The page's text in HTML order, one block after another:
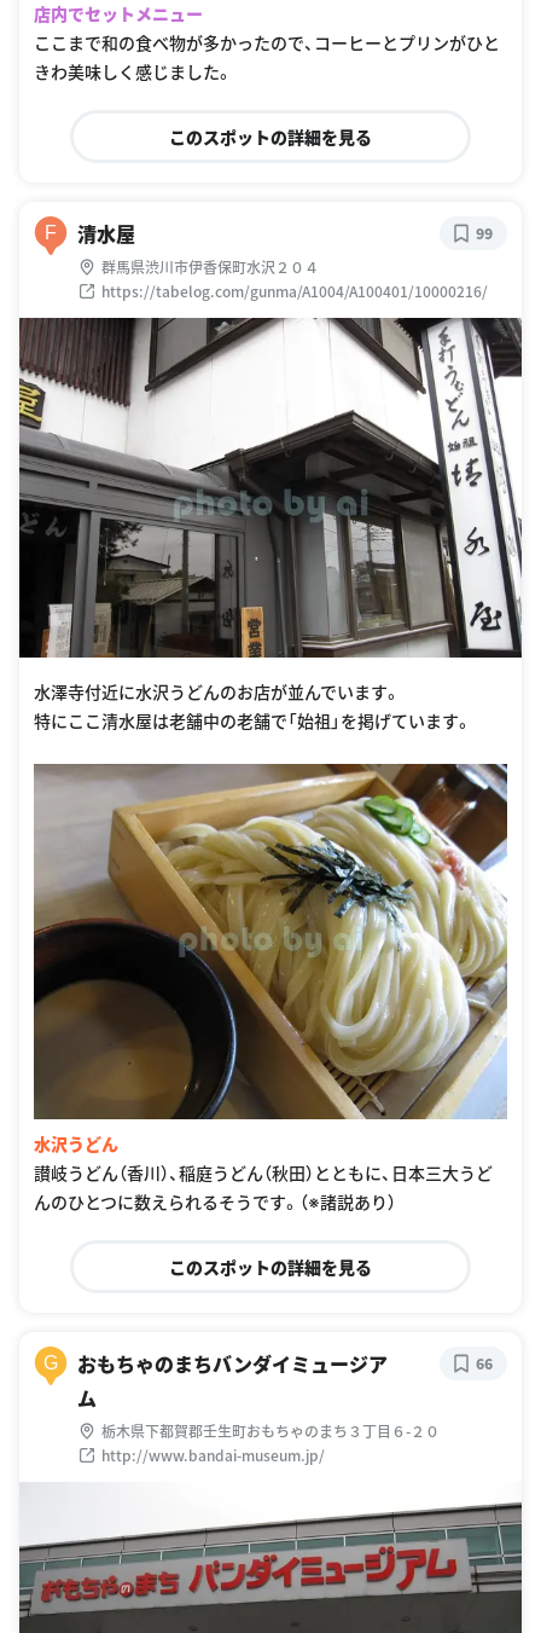
店内でセットメニュー
ここまで和の食べ物が多かったので、コーヒーとプリンがひと
きわ美味しく感じました。
このスポットの詳細を見る
F 清水屋
群馬県渋川市伊香保町水沢２０４
https://tabelog.com/gunma/A1004/A100401/10000216/
99
水澤寺付近に水沢うどんのお店が並んでいます。
特にここ清水屋は老舗中の老舗で「始祖」を掲げています。
水沢うどん
讃岐うどん（香川）、稲庭うどん（秋田）とともに、日本三大うど
んのひとつに数えられるそうです。（※諸説あり）
このスポットの詳細を見る
G
おもちゃのまちバンダイミュージア
ム
栃木県下都賀郡壬生町おもちゃのまち３丁目６-２０
http://www.bandai-museum.jp/
66